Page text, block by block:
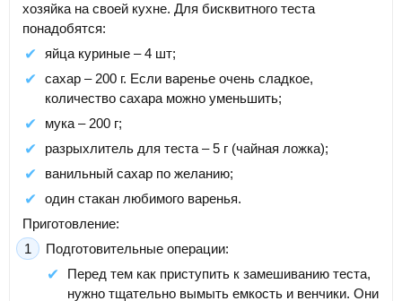
хозяйка на своей кухне. Для бисквитного теста
понадобятся:
яйца куриные – 4 шт;
сахар – 200 г. Если варенье очень сладкое,
количество сахара можно уменьшить;
мука – 200 г;
разрыхлитель для теста – 5 г (чайная ложка);
ванильный сахар по желанию;
один стакан любимого варенья.
Приготовление:
Подготовительные операции:
Перед тем как приступить к замешиванию теста,
нужно тщательно вымыть емкость и венчики. Они